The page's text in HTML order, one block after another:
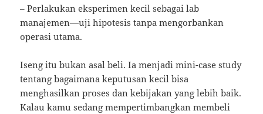
– Perlakukan eksperimen kecil sebagai lab
manajemen—uji hipotesis tanpa mengorbankan
operasi utama.
Iseng itu bukan asal beli. Ia menjadi mini-case study
tentang bagaimana keputusan kecil bisa
menghasilkan proses dan kebijakan yang lebih baik.
Kalau kamu sedang mempertimbangkan membeli